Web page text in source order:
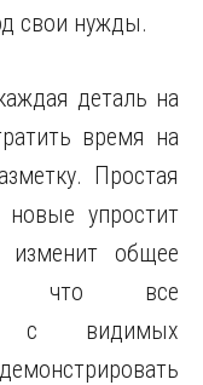
свои нужды.
деталь на
время на
Простая
упростит
изменит общее
что все
с видимых